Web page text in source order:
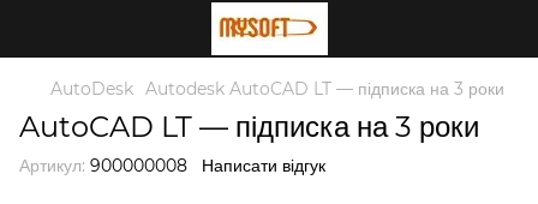
AutoDesk Autodesk AutoCAD LT — підписка на 3 роки
AutoCAD LT — підписка на 3 роки
Артикул: 900000008 Написати відгук